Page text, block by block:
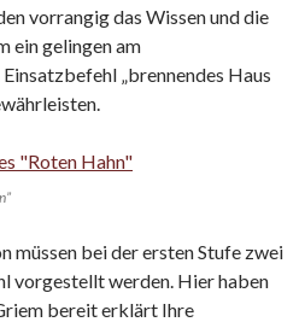
vorrangig das Wissen und die
ein gelingen am
„brennendes Haus
müssen bei der ersten Stufe zwei
vorgestellt werden. Hier haben
bereit erklärt Ihre